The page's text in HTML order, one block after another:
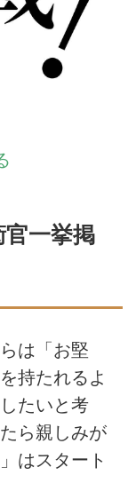
官一挙掲
は「お堅
持たれるよ
たいと考
ら親しみが
はスタート